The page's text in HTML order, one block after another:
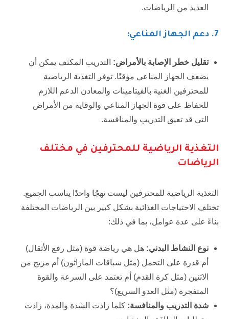
العديد من الرياضات.
7. دعم الجهاز المناعي:
تقليل خطر الإصابة بالأمراض: التدريب المكثف يمكن أن
يضعف الجهاز المناعي مؤقتًا. توفر التغذية الرياضية
للمحترفين الغنية بالفيتامينات والمعادن الدعم اللازم
للحفاظ على قوة الجهاز المناعي والوقاية من الأمراض
التي قد تعيق التدريب والمنافسة.
التغذية الرياضية للمحترفين في مختلف
الرياضات
التغذية الرياضية للمحترفين ليست نهجًا واحدًا يناسب الجميع.
تختلف الاحتياجات الغذائية بشكل كبير بين الرياضات المختلفة
بناءً على عدة عوامل، بما في ذلك:
نوع النشاط البدني: هل هي رياضة قوة (مثل رفع الأثقال)
أم قدرة على التحمل (مثل سباقات الماراثون) أم مزيج من
الاثنين (مثل كرة القدم) أم تعتمد على السرعة والقوة
المتفجرة (مثل العدو السريع)؟
شدة التدريب والمنافسة: كلما زادت الشدة والمدة، زادت